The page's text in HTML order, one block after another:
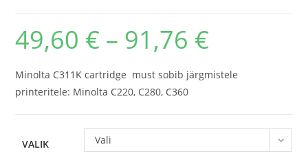
49,60 € – 91,76 €
91,76 €
Minolta C311K cartridge must sobib järgmistele
printeritele: Minolta C220, C280, C360
VALIK Vali